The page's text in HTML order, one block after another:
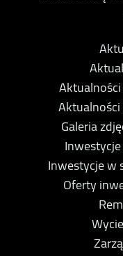
Aktualności
Galeria
Inwestycje w
Oferty